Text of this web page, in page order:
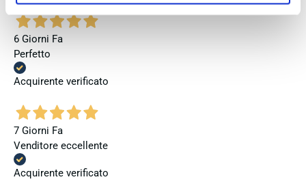
6 Giorni Fa
Perfetto
Acquirente verificato
7 Giorni Fa
Venditore eccellente
Acquirente verificato